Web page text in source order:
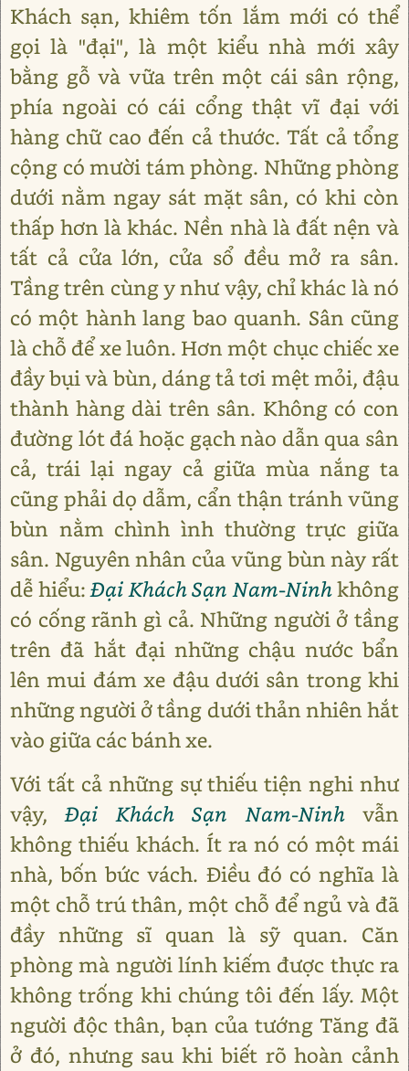
Khách sạn, khiêm tốn lắm mới có thể
gọi là "đại", là một kiểu nhà mới xây
bằng gỗ và vữa trên một cái sân rộng,
phía ngoài có cái cổng thật vĩ đại với
hàng chữ cao đến cả thước. Tất cả tổng
cộng có mười tám phòng. Những phòng
dưới nằm ngay sát mặt sân, có khi còn
thấp hơn là khác. Nền nhà là đất nện và
tất cả cửa lớn, cửa sổ đều mở ra sân.
Tầng trên cùng y như vậy, chỉ khác là nó
có một hành lang bao quanh. Sân cũng
là chỗ để xe luôn. Hơn một chục chiếc xe
đầy bụi và bùn, dáng tả tơi mệt mỏi, đậu
thành hàng dài trên sân. Không có con
đường lót đá hoặc gạch nào dẫn qua sân
cả, trái lại ngay cả giữa mùa nắng ta
cũng phải dọ dẫm, cẩn thận tránh vũng
bùn nằm chình ình thường trực giữa
sân. Nguyên nhân của vũng bùn này rất
dễ hiểu:Đại Khách Sạn Nam-Ninhkhông
có cống rãnh gì cả. Những người ở tầng
trên đã hắt đại những chậu nước bẩn
lên mui đám xe đậu dưới sân trong khi
những người ở tầng dưới thản nhiên hắt
vào giữa các bánh xe.
Với tất cả những sự thiếu tiện nghi như
vậy,Đại Khách Sạn Nam-Ninhvẫn
không thiếu khách. Ít ra nó có một mái
nhà, bốn bức vách. Điều đó có nghĩa là
một chỗ trú thân, một chỗ để ngủ và đã
đầy những sĩ quan là sỹ quan. Căn
phòng mà người lính kiếm được thực ra
không trống khi chúng tôi đến lấy. Một
người độc thân, bạn của tướng Tăng đã
ở đó, nhưng sau khi biết rõ hoàn cảnh